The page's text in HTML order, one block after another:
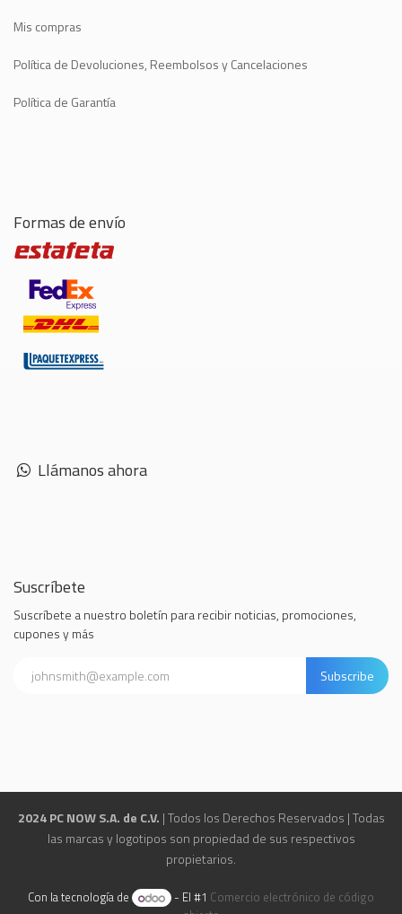
Mis compras
Política de Devoluciones, Reembolsos y Cancelaciones
Política de Garantía
Formas de envío
Llámanos ahora
Suscríbete
Suscríbete a nuestro boletín para recibir noticias, promociones,
cupones y más
Subscribe
2024 PC NOW S.A. de C.V. | Todos los Derechos Reservados | Todas
las marcas y logotipos son propiedad de sus respectivos
propietarios.
Con la tecnología de - El #1 Comercio electrónico de código